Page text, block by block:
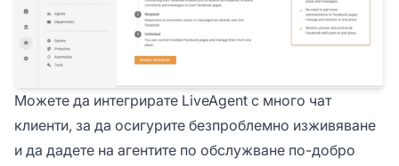
Можете да интегрирате LiveAgent с много чат
клиенти, за да осигурите безпроблемно изживяване
и да дадете на агентите по обслужване по-добро